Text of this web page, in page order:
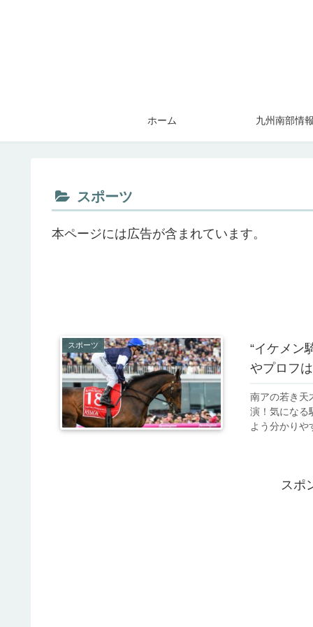
ホーム 九州南部情報
スポーツ
本ページには広告が含まれています。
スポーツ
“イケメン
やプロフ
南アの若き天
演！気になる
よう分かりや
スポ